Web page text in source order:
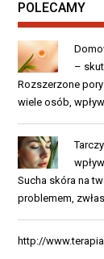
POLECAMY
–
Rozszerzone
wiele osób,
Sucha skóra na
problemem,
http://